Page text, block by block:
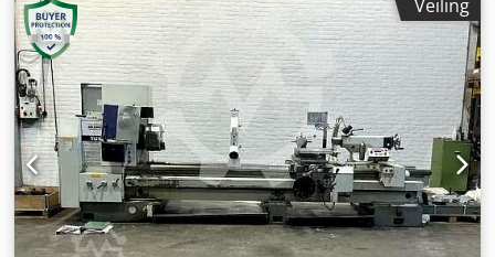
CybTouch 8W, werkbreedte:3.100 mm, TECHNISCHE
SPECIFICATIES Perskracht: 135 ton Maximale werkbreedte:
3.100 mm Afstand tussen de stijlen: 2.500 mm Oversteek:
410 mm Diepte van de achterstop: 750 mm Maximale slag:
210 mm Aantal assen: 4 (Y1, Y2, X, R) MACHINE DETAILS
Besturing: Cybelec CybTouch 8W Vermogen: 11 kW Type
gereedschapshouder: Europees model Stempelhouder:
Standaard Afmetingen en gewicht Afmetingen (L x B x H):
3.720 × 2.300 × 2.750 mm Transportgewicht: 7.700 kg
Aantal transporteenheden: 1 UITRUSTING Dedezrmu Nspfx
Adrjck Gereedschap CE-markering Documentatie
Veiling